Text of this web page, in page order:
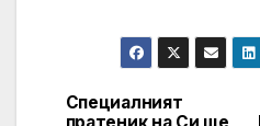
Post
Специалният